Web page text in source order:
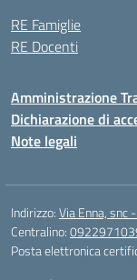
RE Famiglie
RE Docenti
Amministrazione
Dichiarazione di
Note legali
Indirizzo:Via Enna, snc
Centralino:
Posta elettronica